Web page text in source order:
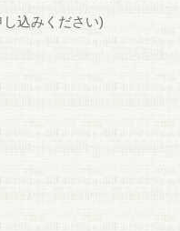
込みください)